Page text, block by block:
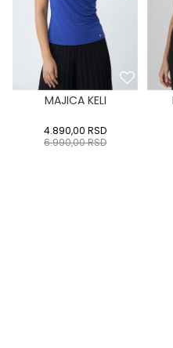
MAJICA KELI
4.890,00 RSD
6.990,00RSD